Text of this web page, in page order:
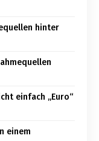
hinter
einfach „Euro“
einem